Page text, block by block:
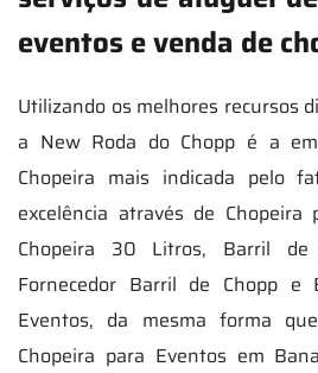
eventos e venda de
Utilizando os melhores recursos
a New Roda do Chopp é a
Chopeira mais indicada pelo
excelência através de Chopeira
Chopeira 30 Litros, Barril de
Fornecedor Barril de Chopp e
Eventos, da mesma forma
Chopeira para Eventos em